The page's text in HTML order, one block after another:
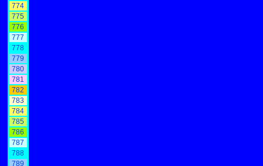
774
775
776
777
778
779
780
781
782
783
784
785
786
787
788
789